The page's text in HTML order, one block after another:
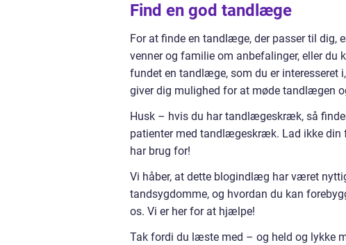
Find en god tandlæge
For at finde en tandlæge, der passer til dig,
venner og familie om anbefalinger, eller du
fundet en tandlæge, som du er interesseret
giver dig mulighed for at møde tandlægen
Husk – hvis du har tandlægeskræk, så
patienter med tandlægeskræk. Lad ikke
har brug for!
Vi håber, at dette blogindlæg har været
tandsygdomme, og hvordan du kan
os. Vi er her for at hjælpe!
Tak fordi du læste med – og held og lykke